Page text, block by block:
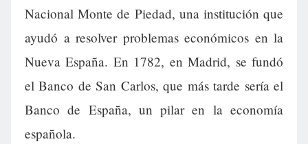
Nacional Monte de Piedad, una institución que
ayudó a resolver problemas económicos en la
Nueva España. En 1782, en Madrid, se fundó
el Banco de San Carlos, que más tarde sería el
Banco de España, un pilar en la economía
española.